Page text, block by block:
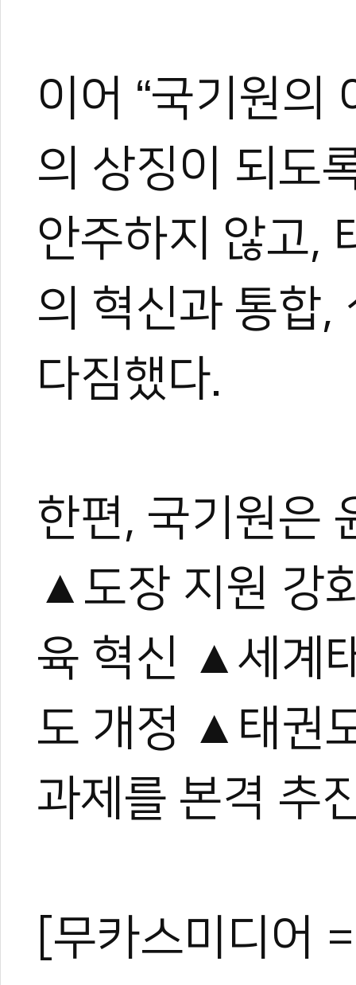
이어 “국기원의
의 상징이 되도
안주하지 않고,
의 혁신과 통합,
다짐했다.
한편, 국기원은
▲도장 지원 강
육 혁신 ▲세계
도 개정 ▲태권
과제를 본격 추
[무카스미디어